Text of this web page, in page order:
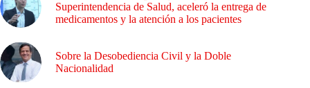
Superintendencia de Salud, aceleró la entrega de
medicamentos y la atención a los pacientes
Sobre la Desobediencia Civil y la Doble
Nacionalidad